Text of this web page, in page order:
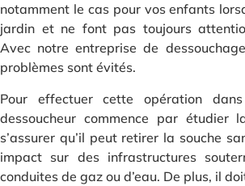
notamment le cas pour vos enfants
jardin et ne font pas toujours
Avec notre entreprise de
problèmes sont évités.
Pour effectuer cette opération
dessoucheur commence par étudier
s’assurer qu’il peut retirer la souche
impact sur des infrastructures
conduites de gaz ou d’eau. De plus, il